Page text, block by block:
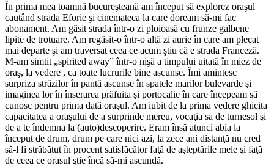
În prima mea toamnă bucureşteană am început să explorez oraşul
cautând strada Eforie şi cinemateca la care doream să-mi fac
abonament. Am găsit strada într-o zi ploioasă cu frunze galbene
lipite de trotuare. Am regăsit-o într-o altă zi aurie în care am plecat
mai departe şi am traversat ceea ce acum ştiu că e strada Franceză.
M-am simtit „spirited away” într-o nişă a timpului uitată în miez de
oraş, la vedere , ca toate lucrurile bine ascunse. Îmi amintesc
surpriza străzilor în pantă ascunse în spatele marilor bulevarde şi
imaginea lor în înserarea prăfuita şi portocalie în care începeam să
cunosc pentru prima dată oraşul. Am iubit de la prima vedere ghicita
capacitatea a oraşului de a surprinde mereu, vocaţia sa de turnesol şi
de a te îndemna la (auto)descoperire. Eram însă atunci abia la
început de drum, drum pe care nici azi, la zece ani distanţă nu cred
să-l fi străbătut în procent satisfăcător faţă de aşteptările mele şi faţă
de ceea ce orasul ştie încă să-mi ascundă.